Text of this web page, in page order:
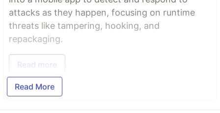
attacks as they happen, focusing on runtime
threats like tampering, hooking, and
repackaging.
Read more
Read More